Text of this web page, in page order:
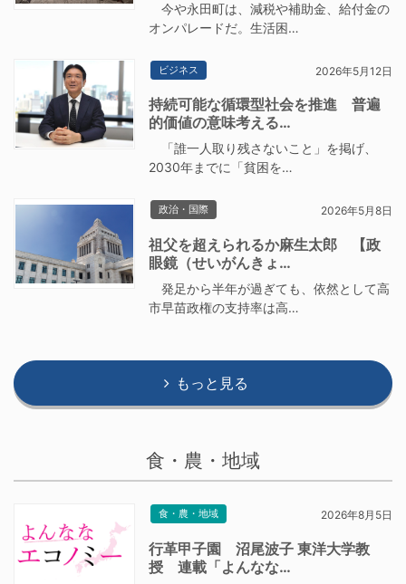
今や永田町は、減税や補助金、給付金の
オンパレードだ。生活困…
ビジネス 2026年5月12日
持続可能な循環型社会を推進 普遍
的価値の意味考える…
「誰一人取り残さないこと」を掲げ、
2030年までに「貧困を…
政治・国際 2026年5月8日
祖父を超えられるか麻生太郎 【政
眼鏡（せいがんきょ…
発足から半年が過ぎても、依然として高
市早苗政権の支持率は高…
もっと見る
食・農・地域
食・農・地域 2026年8月5日
行革甲子園 沼尾波子 東洋大学教
授 連載「よんなな…